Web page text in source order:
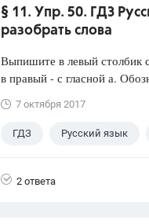
§ 11. Упр. 50. ГДЗ
разобрать слова
Выпишите в левый столбик
в правый - с гласной а.
7 октября 2017
ГДЗ Русский язык
2 ответа